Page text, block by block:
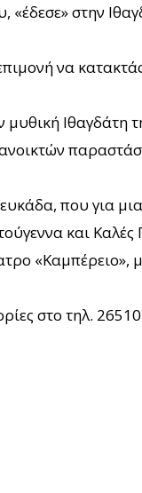
στην
να
Ιθαγδάτη
που για
και Καλές
«Καμπέρειο»,
στο τηλ.